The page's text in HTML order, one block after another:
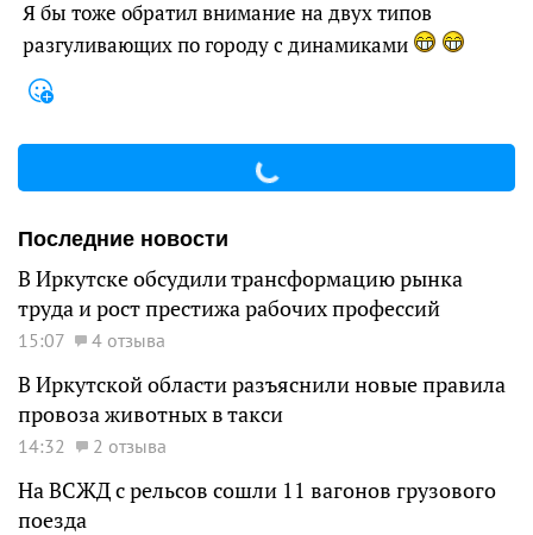
Я бы тоже обратил внимание на двух типов
разгуливающих по городу с динамиками
Последние новости
В Иркутске обсудили трансформацию рынка
труда и рост престижа рабочих профессий
15:07 4 отзыва
В Иркутской области разъяснили новые правила
провоза животных в такси
14:32 2 отзыва
На ВСЖД с рельсов сошли 11 вагонов грузового
поезда